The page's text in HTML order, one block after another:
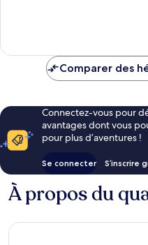
Comparer des
Connectez-vous pour
avantages dont vous
pour plus d’aventures !
Se connecter S’inscrire
À propos du